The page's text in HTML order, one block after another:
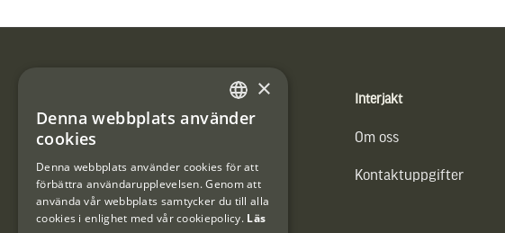
Vännäs Friluftbyxa
Interjakt
Om oss
Kontaktuppgifter
SWEDISH
×
Denna webbplats använder
cookies
Denna webbplats använder cookies för att
förbättra användarupplevelsen. Genom att
använda vår webbplats samtycker du till alla
cookies i enlighet med vår cookiepolicy. Läs